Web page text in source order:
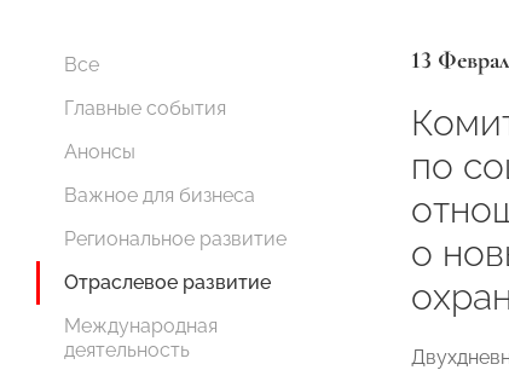
Все
Главные события
Анонсы
Важное для бизнеса
Региональное развитие
Отраслевое развитие
Международная
деятельность
13
по
о